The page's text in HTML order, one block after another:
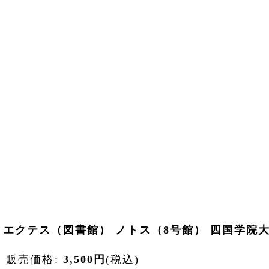
エクテス（図書館） ノトス（8号館） 四国学院
販売価格 : 3,500 円 (税込)